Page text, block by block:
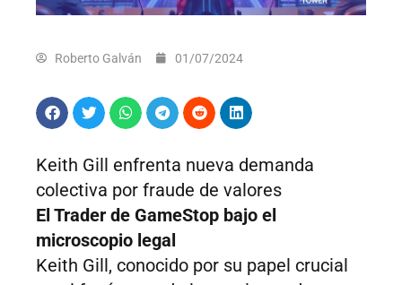
Roberto Galván 01/07/2024
Keith Gill enfrenta nueva demanda
colectiva por fraude de valores
El Trader de GameStop bajo el
microscopio legal
Keith Gill, conocido por su papel crucial